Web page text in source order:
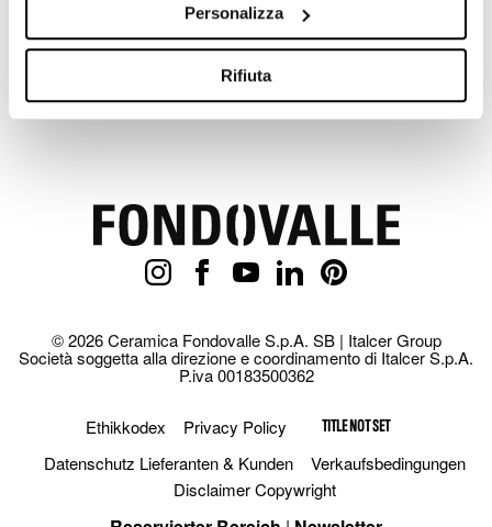
Personalizza
Rifiuta
© 2026 Ceramica Fondovalle S.p.A. SB | Italcer Group
Società soggetta alla direzione e coordinamento di Italcer S.p.A.
P.iva 00183500362
Ethikkodex Privacy Policy TITLE NOT SET
Datenschutz Lieferanten & Kunden
Verkaufsbedingungen
Disclaimer Copywright